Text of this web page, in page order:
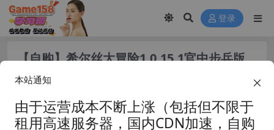
登录
【自购】希尔丝大冒险1.0.15.1官中步兵版
【PC+安卓模拟器+日系精品RPG/战败H/异
种J+全CG存档】/The Adventures of
HILLS【1.75G】
本站通知
由于运营成本不断上涨（包括但不限于
租用高速服务器，国内CDN加速，自购